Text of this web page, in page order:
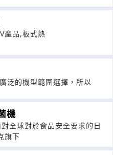
產品,板式熱
泛的機型範圍選擇，所以
機
全球對於食品安全要求的日
旗下